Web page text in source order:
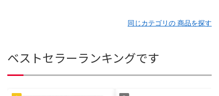
同じカテゴリの 商品を探す
ベストセラーランキングです